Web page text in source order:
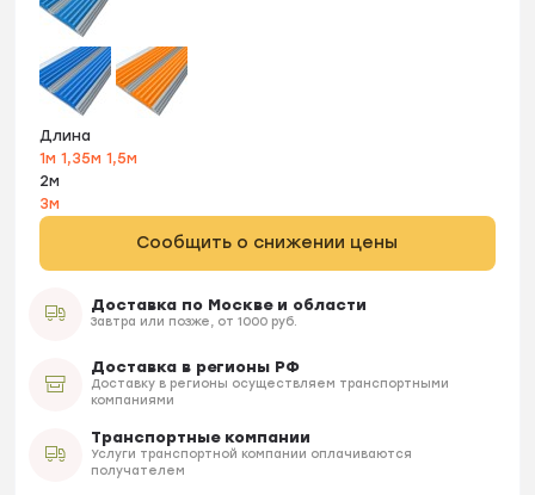
Длина
1м1,35м1,5м
2м
3м
Сообщить о снижении цены
Доставка по Москве и области
Завтра или позже, от 1000 руб.
Доставка в регионы РФ
Доставку в регионы осуществляем транспортными
компаниями
Транспортные компании
Услуги транспортной компании оплачиваются
получателем